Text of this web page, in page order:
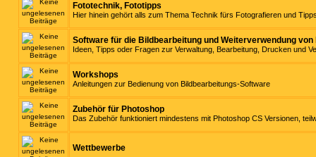
Fototechnik, Fototipps
Hier hinein gehört alls zum Thema Technik fürs Fotografieren und
Software für die Bildbearbeitung und Weiterverwendung von
Ideen, Tipps oder Fragen zur Verwaltung, Bearbeitung, Drucken und
Workshops
Anleitungen zur Bedienung von Bildbearbeitungs-Software
Zubehör für Photoshop
Das Zubehör funktioniert mindestens mit Photoshop CS Versionen,
Wettbewerbe